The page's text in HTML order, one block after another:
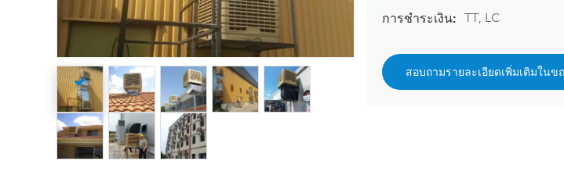
การชำระเงิน: TT, LC
สอบถามรายละเอียดเพิ่มเติมใน